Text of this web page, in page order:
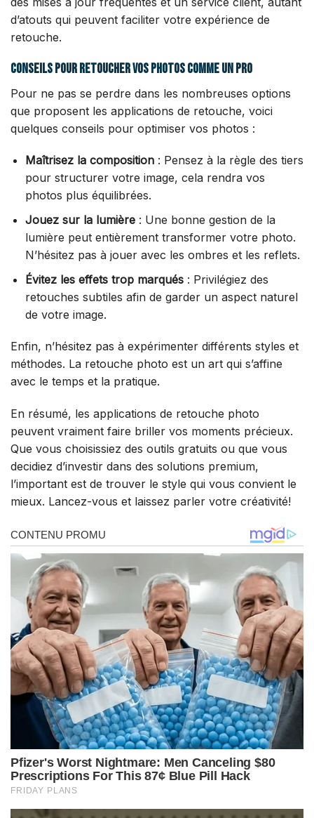
d’atouts qui peuvent faciliter votre expérience de
retouche.
Conseils pour retoucher vos photos comme un pro
Pour ne pas se perdre dans les nombreuses options
que proposent les applications de retouche, voici
quelques conseils pour optimiser vos photos :
Maîtrisez la composition: Pensez à la règle des tiers
pour structurer votre image, cela rendra vos
photos plus équilibrées.
Jouez sur la lumière: Une bonne gestion de la
lumière peut entièrement transformer votre photo.
N’hésitez pas à jouer avec les ombres et les reflets.
Évitez les effets trop marqués: Privilégiez des
retouches subtiles afin de garder un aspect naturel
de votre image.
Enfin, n’hésitez pas à expérimenter différents styles et
méthodes. La retouche photo est un art qui s’affine
avec le temps et la pratique.
En résumé, les applications de retouche photo
peuvent vraiment faire briller vos moments précieux.
Que vous choisissiez des outils gratuits ou que vous
decidiez d’investir dans des solutions premium,
l’important est de trouver le style qui vous convient le
mieux. Lancez-vous et laissez parler votre créativité!